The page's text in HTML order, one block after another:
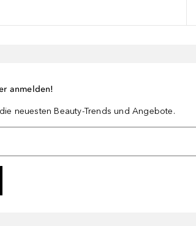
anmelden!
neuesten Beauty-Trends und Angebote.